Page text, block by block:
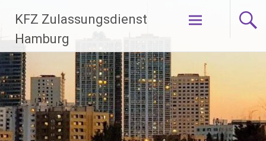
Inhalt
springen
KFZ Zulassungsdienst
Hamburg